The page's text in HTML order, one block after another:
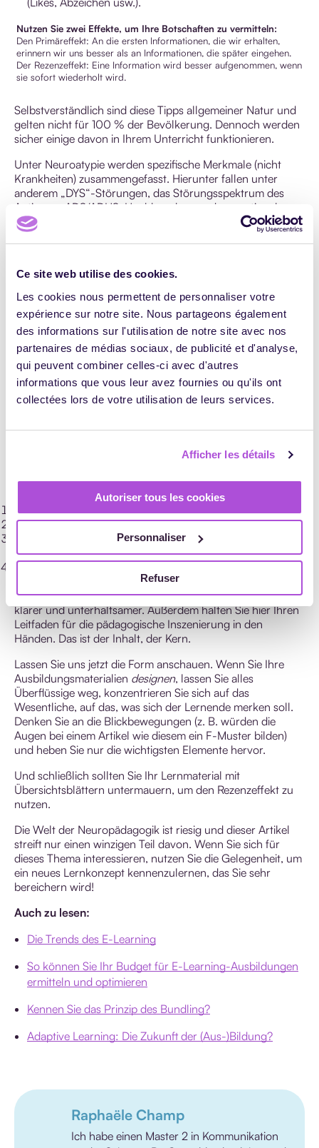
Ce site web utilise des cookies.
Les cookies nous permettent de personnaliser votre
expérience sur notre site. Nous partageons également
des informations sur l'utilisation de notre site avec nos
partenaires de médias sociaux, de publicité et d'analyse,
qui peuvent combiner celles-ci avec d'autres
informations que vous leur avez fournies ou qu'ils ont
collectées lors de votre utilisation de leurs services.
Afficher les détails
Autoriser tous les cookies
Personnaliser
Refuser
Nutzen Sie zwei Effekte, um Ihre Botschaften zu vermitteln:
Den Primäreffekt: An die ersten Informationen, die wir erhalten,
erinnern wir uns besser als an Informationen, die später eingehen.
Der Rezenzeffekt: Eine Information wird besser aufgenommen, wenn
sie sofort wiederholt wird.
Selbstverständlich sind diese Tipps allgemeiner Natur und
gelten nicht für 100 % der Bevölkerung. Dennoch werden
sicher einige davon in Ihrem Unterricht funktionieren.
Unter Neuroatypie werden spezifische Merkmale (nicht
Krankheiten) zusammengefasst. Hierunter fallen unter
anderem „DYS“-Störungen, das Störungsspektrum des
Autismus, ADS/ADHS, Hochbegabung oder emotionale
Hypersensibilität. Wohlwollen und Respekt sind daher in
Ihren Ausbildungseinheiten mehr als je gefragt.
man nicht alle gleich behandeln und hoffen, dass die
Unterschiede verschwinden.
Als Ausbilder müssen Sie Ihr
Leitschema gut entwickeln
explizite Wissensvermittlungdie effektivste Art des
Unterrichtens flüssig erfolgt. Sie können beispielsweise die
Situation, Problem, Lösung, Information:
Ausgangslage, Ausgangspunkt;
Problem, das auftritt;
Lösung des Problems, die auf allgemeine Weise dargestellt
wird;
Informationen, die die genannte Problemlösung explizit
Wenn Sie diese Methode einsetzen, wird Ihre Ausbildung
klarer und unterhaltsamer. Außerdem halten Sie hier Ihren
Leitfaden für die pädagogische Inszenierung in den
Händen. Das ist der Inhalt, der Kern.
Lassen Sie uns jetzt die Form anschauen. Wenn Sie Ihre
Ausbildungsmaterialien designen, lassen Sie alles
Überflüssige weg, konzentrieren Sie sich auf das
Wesentliche, auf das, was sich der Lernende merken soll.
Denken Sie an die Blickbewegungen (z. B. würden die
Augen bei einem Artikel wie diesem ein F-Muster bilden)
und heben Sie nur die wichtigsten Elemente hervor.
Und schließlich sollten Sie Ihr Lernmaterial mit
Übersichtsblättern untermauern, um den Rezenzeffekt zu
nutzen.
Die Welt der Neuropädagogik ist riesig und dieser Artikel
streift nur einen winzigen Teil davon. Wenn Sie sich für
dieses Thema interessieren, nutzen Sie die Gelegenheit, um
ein neues Lernkonzept kennenzulernen, das Sie sehr
bereichern wird!
Auch zu lesen:
Die Trends des E-Learning
So können Sie Ihr Budget für E-Learning-Ausbildungen
ermitteln und optimieren
Kennen Sie das Prinzip des Bundling?
Adaptive Learning: Die Zukunft der (Aus-)Bildung?
Raphaële Champ
Ich habe einen Master 2 in Kommunikation